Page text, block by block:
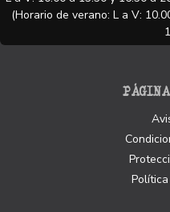
(Horario de verano: L a V: